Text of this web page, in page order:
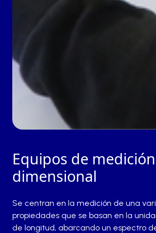
Equipos de medición
dimensional
Se centran en la medición de una
propiedades que se basan en la
de longitud, abarcando un espectro